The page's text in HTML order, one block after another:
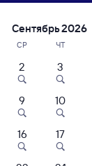
Сентябрь 2026
СР ЧТ
2 3
9 10
16 17